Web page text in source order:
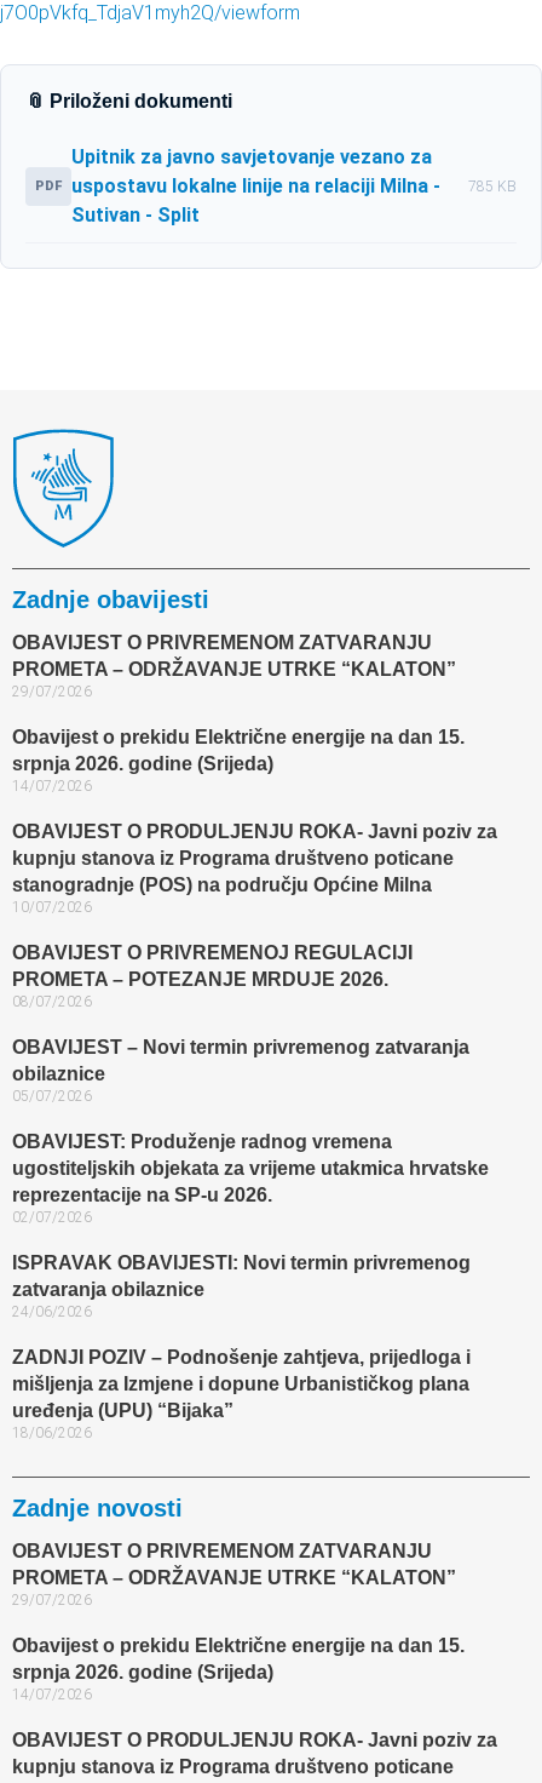
j7O0pVkfq_TdjaV1myh2Q/viewform
📎 Priloženi dokumenti
PDF
Upitnik za javno savjetovanje vezano za
uspostavu lokalne linije na relaciji Milna -
Sutivan - Split
785 KB
Zadnje obavijesti
OBAVIJEST O PRIVREMENOM ZATVARANJU
PROMETA – ODRŽAVANJE UTRKE “KALATON”
29/07/2026
Obavijest o prekidu Električne energije na dan 15.
srpnja 2026. godine (Srijeda)
14/07/2026
OBAVIJEST O PRODULJENJU ROKA- Javni poziv za
kupnju stanova iz Programa društveno poticane
stanogradnje (POS) na području Općine Milna
10/07/2026
OBAVIJEST O PRIVREMENOJ REGULACIJI
PROMETA – POTEZANJE MRDUJE 2026.
08/07/2026
OBAVIJEST – Novi termin privremenog zatvaranja
obilaznice​
05/07/2026
OBAVIJEST: Produženje radnog vremena
ugostiteljskih objekata za vrijeme utakmica hrvatske
reprezentacije na SP-u 2026.
02/07/2026
ISPRAVAK OBAVIJESTI: Novi termin privremenog
zatvaranja obilaznice​
24/06/2026
ZADNJI POZIV – Podnošenje zahtjeva, prijedloga i
mišljenja za Izmjene i dopune Urbanističkog plana
uređenja (UPU) “Bijaka”
18/06/2026
Zadnje novosti
OBAVIJEST O PRIVREMENOM ZATVARANJU
PROMETA – ODRŽAVANJE UTRKE “KALATON”
29/07/2026
Obavijest o prekidu Električne energije na dan 15.
srpnja 2026. godine (Srijeda)
14/07/2026
OBAVIJEST O PRODULJENJU ROKA- Javni poziv za
kupnju stanova iz Programa društveno poticane